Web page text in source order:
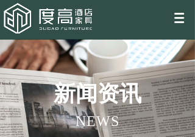
新闻资讯
NEWS